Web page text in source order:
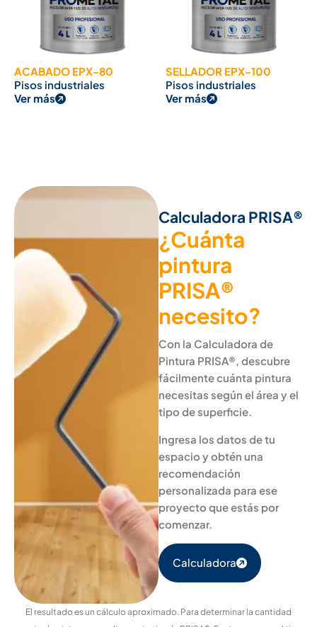
ACABADO EPX-80
Pisos industriales
Ver más
SELLADOR EPX-100
Pisos industriales
Ver más
Calculadora PRISA®
¿Cuánta
pintura
PRISA®
necesito?
Con la Calculadora de
Pintura PRISA®, descubre
fácilmente cuánta pintura
necesitas según el área y el
tipo de superficie.
Ingresa los datos de tu
espacio y obtén una
recomendación
personalizada para ese
proyecto que estás por
comenzar.
Calculadora
El resultado es un cálculo aproximado. Para determinar la cantidad